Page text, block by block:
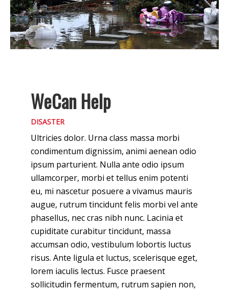
WeСan Help
DISASTER
Ultricies dolor. Urna class massa morbi
condimentum dignissim, animi aenean odio
ipsum parturient. Nulla ante odio ipsum
ullamcorper, morbi et tellus enim potenti
eu, mi nascetur posuere a vivamus mauris
augue, rutrum tincidunt felis morbi vel ante
phasellus, nec cras nibh nunc. Lacinia et
cupiditate curabitur tincidunt, massa
accumsan odio, vestibulum lobortis luctus
risus. Ante ligula et luctus, scelerisque eget,
lorem iaculis lectus. Fusce praesent
sollicitudin fermentum, rutrum sapien non,